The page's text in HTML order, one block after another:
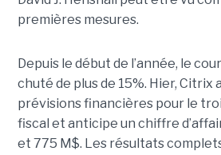
premières mesures.
Depuis le début de l’année, le
chuté de plus de 15%. Hier, Citrix
prévisions financières pour le
fiscal et anticipe un chiffre
et 775 M$. Les résultats